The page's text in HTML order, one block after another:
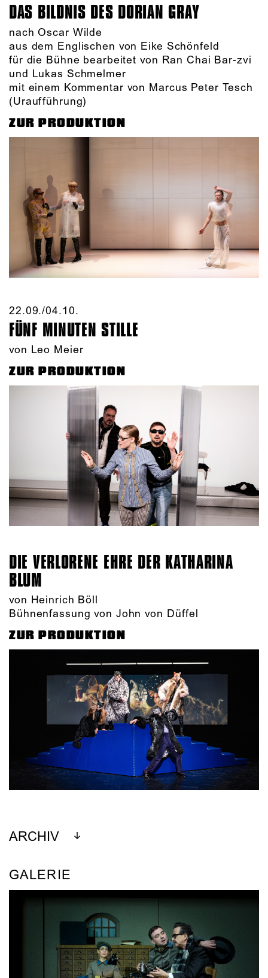
DAS BILDNIS DES DORIAN GRAY
nach Oscar Wilde
aus dem Englischen von Eike Schönfeld
für die Bühne bearbeitet von Ran Chai Bar-zvi
und Lukas Schmelmer
mit einem Kommentar von Marcus Peter Tesch
(Uraufführung)
ZUR PRODUKTION
22.09./​04.10.​
FÜNF MINUTEN STILLE
von Leo Meier
ZUR PRODUKTION
DIE VERLORENE EHRE DER KATHARINA
BLUM
von Heinrich Böll
Bühnenfassung von John von Düffel
ZUR PRODUKTION
ARCHIV
GALERIE